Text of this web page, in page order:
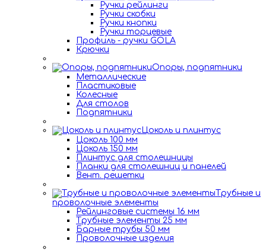
Ручки рейлинги
Ручки скобки
Ручки кнопки
Ручки торцевые
Профиль - ручки GOLA
Крючки
Опоры, подпятники
Металлические
Пластиковые
Колесные
Для столов
Подпятники
Цоколь и плинтус
Цоколь 100 мм
Цоколь 150 мм
Плинтус для столешницы
Планки для столешниц и панелей
Вент. решетки
Трубные и
проволочные элементы
Рейлинговые системы 16 мм
Трубные элементы 25 мм
Барные трубы 50 мм
Проволочные изделия